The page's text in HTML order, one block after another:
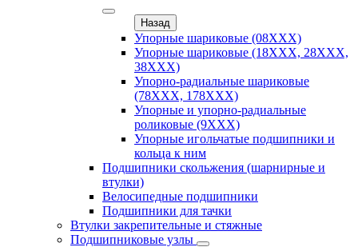
Назад
Упорные шариковые (08XXX)
Упорные шариковые (18XXX, 28XXХ,
38ХХХ)
Упорно-радиальные шариковые
(78XXX, 178ХХХ)
Упорные и упорно-радиальные
роликовые (9ХХХ)
Упорные игольчатые подшипники и
кольца к ним
Подшипники скольжения (шарнирные и
втулки)
Велосипедные подшипники
Подшипники для тачки
Втулки закрепительные и стяжные
Подшипниковые узлы